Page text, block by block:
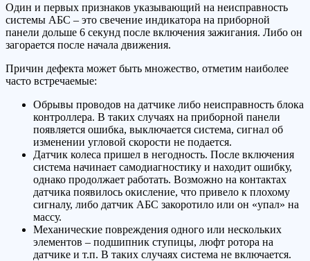
Один и первых признаков указывающий на неисправность
системы АБС – это свечение индикатора на приборной
панели дольше 6 секунд после включения зажигания. Либо он
загорается после начала движения.
Причин дефекта может быть множество, отметим наиболее
часто встречаемые:
Обрывы проводов на датчике либо неисправность блока
контроллера. В таких случаях на приборной панели
появляется ошибка, выключается система, сигнал об
изменении угловой скорости не подается.
Датчик колеса пришел в негодность. После включения
система начинает самодиагностику и находит ошибку,
однако продолжает работать. Возможно на контактах
датчика появилось окисление, что привело к плохому
сигналу, либо датчик АБС закоротило или он «упал» на
массу.
Механические повреждения одного или нескольких
элементов – подшипник ступицы, люфт ротора на
датчике и т.п. В таких случаях система не включается.